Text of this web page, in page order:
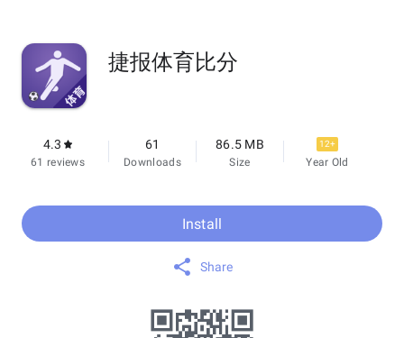
捷报体育比分
4.3
61 reviews
61
Downloads
86.5 MB
Size
12+
Year Old
Install
Share